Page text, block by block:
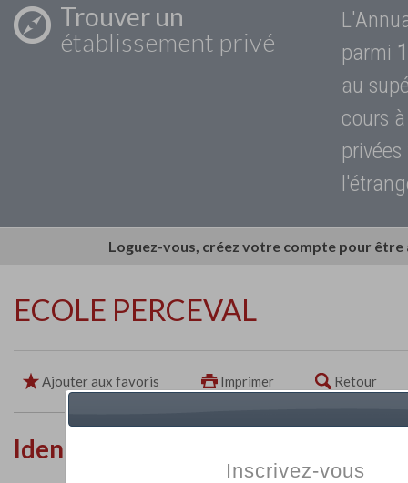
Trouver un
établissement privé
parmi
au
cours
Loguez-vous, créez votre compte pour
ECOLE PERCEVAL
Ajouter aux favoris Imprimer Retour
Identité de l'établissement
Inscrivez-vous